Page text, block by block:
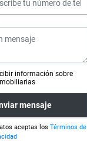
información sobre
mensaje
aceptas los Términos de